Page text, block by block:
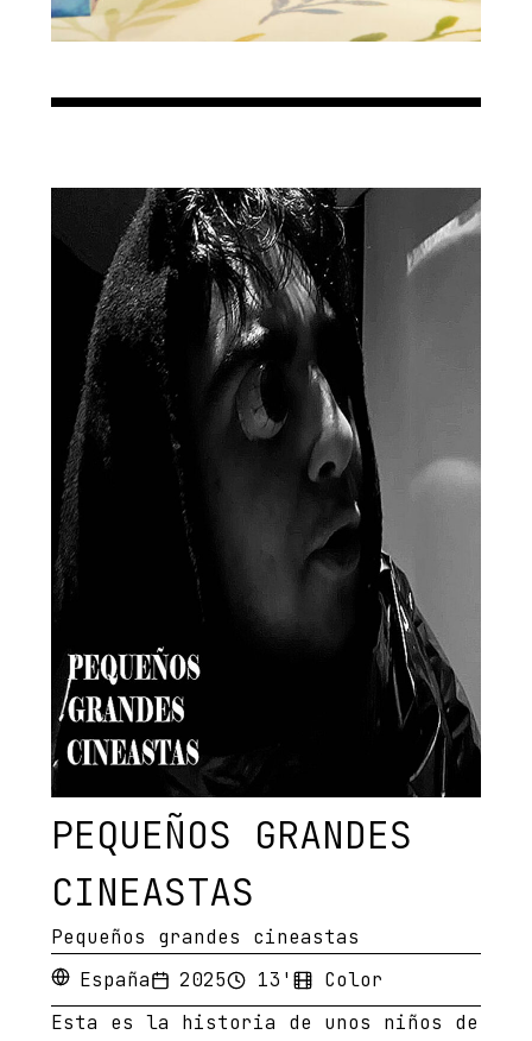
PEQUEÑOS GRANDES
CINEASTAS
Pequeños grandes cineastas
España
2025 13'
Color
Esta es la historia de unos niños de